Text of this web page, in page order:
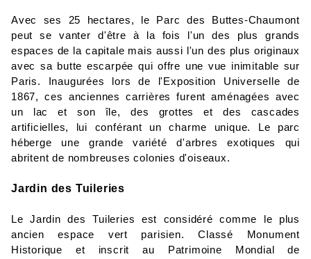
Avec ses 25 hectares, le Parc des Buttes-Chaumont
peut se vanter d'être à la fois l'un des plus grands
espaces de la capitale mais aussi l'un des plus originaux
avec sa butte escarpée qui offre une vue inimitable sur
Paris. Inaugurées lors de l'Exposition Universelle de
1867, ces anciennes carrières furent aménagées avec
un lac et son île, des grottes et des cascades
artificielles, lui conférant un charme unique. Le parc
héberge une grande variété d'arbres exotiques qui
abritent de nombreuses colonies d'oiseaux.
Jardin des Tuileries
Le Jardin des Tuileries est considéré comme le plus
ancien espace vert parisien. Classé Monument
Historique et inscrit au Patrimoine Mondial de